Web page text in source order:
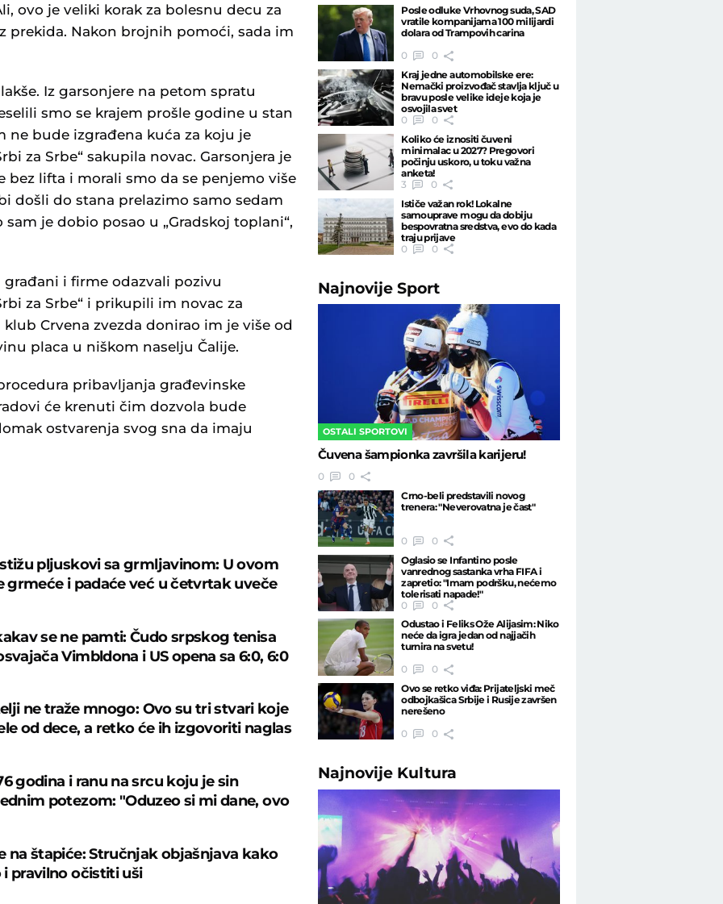
ovo je veliki korak za bolesnu decu za
prekida. Nakon brojnih pomoći, sada im
Iz garsonjere na petom spratu
smo se krajem prošle godine u stan
ne bude izgrađena kuća za koju je
za Srbe“ sakupila novac. Garsonjera je
bez lifta i morali smo da se penjemo više
došli do stana prelazimo samo sedam
je dobio posao u „Gradskoj toplani“,
i firme odazvali pozivu
za Srbe“ i prikupili im novac za
Crvena zvezda donirao im je više od
placa u niškom naselju Čalije.
pribavljanja građevinske
će krenuti čim dozvola bude
ostvarenja svog sna da imaju
pljuskovi sa grmljavinom: U ovom
grmeće i padaće već u četvrtak uveče
se ne pamti: Čudo srpskog tenisa
Vimbldona i US opena sa 6:0, 6:0
ne traže mnogo: Ovo su tri stvari koje
od dece, a retko će ih izgovoriti naglas
godina i ranu na srcu koju je sin
potezom: "Oduzeo si mi dane, ovo
na štapiće: Stručnjak objašnjava kako
i pravilno očistiti uši
Posle odluke Vrhovnog suda, SAD
vratile kompanijama 100 milijardi
dolara od Trampovih carina
0
0
Kraj jedne automobilske ere:
Nemački proizvođač stavlja ključ u
bravu posle velike ideje koja je
osvojila svet
0
0
Koliko će iznositi čuveni
minimalac u 2027? Pregovori
počinju uskoro, u toku važna
anketa!
3
0
Ističe važan rok! Lokalne
samouprave mogu da dobiju
bespovratna sredstva, evo do kada
traju prijave
0
0
NajnovijeSport
OSTALI SPORTOVI
Čuvena šampionka završila karijeru!
0
0
Crno-beli predstavili novog
trenera: "Neverovatna je čast"
0
0
Oglasio se Infantino posle
vanrednog sastanka vrha FIFA i
zapretio: "Imam podršku, nećemo
tolerisati napade!"
0
0
Odustao i Feliks Ože Alijasim: Niko
neće da igra jedan od najjačih
turnira na svetu!
0
0
Ovo se retko viđa: Prijateljski meč
odbojkašica Srbije i Rusije završen
nerešeno
0
0
Najnovije Kultura